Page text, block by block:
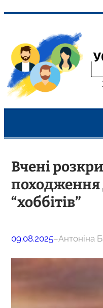
вмісту
Вчені
походження
“хоббітів”
09.08.2025–Антоніна